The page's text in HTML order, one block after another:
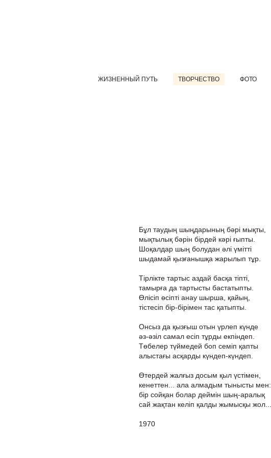
ЖИЗНЕННЫЙ ПУТЬ ТВОРЧЕСТВО ФОТО
Бұл таудың шыңдарының бәрі мықты,
мықтылық бәрін бірдей кәрі ғыпты.
Шоқалдар шың болудан әлі үмітті
шыдамай қызғанышқа жарылып тұр.
Тірлікте тартыс аздай басқа тіпті,
тамырға да тартысты бастатыпты.
Өлісіп өсіпті анау шырша, қайың,
тістесіп бір-бірімен тас қатыпты.
Онсыз да қызғыш отын үрлеп күнде
әз-әзіл самал есіп тұрды екпіндеп.
Төбелер түймедей боп семіп қапты
алыстағы асқарды күндеп-күндеп.
Өтердей жалғыз досым қыл үстімен,
кенеттен... ала алмадым тынысты мен:
бір сойқан болар деймін шың-аралық
сай жақтан келіп қалды жымысқы жол...
1970